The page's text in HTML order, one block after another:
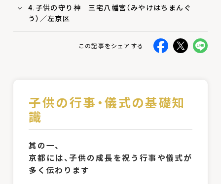
4.子供の守り神 三宅八幡宮（みやけはちまんぐ
う）／左京区
この記事をシェアする
子供の行事・儀式の基礎知
識
其の一、
京都には、子供の成長を祝う行事や儀式が
多く伝わります